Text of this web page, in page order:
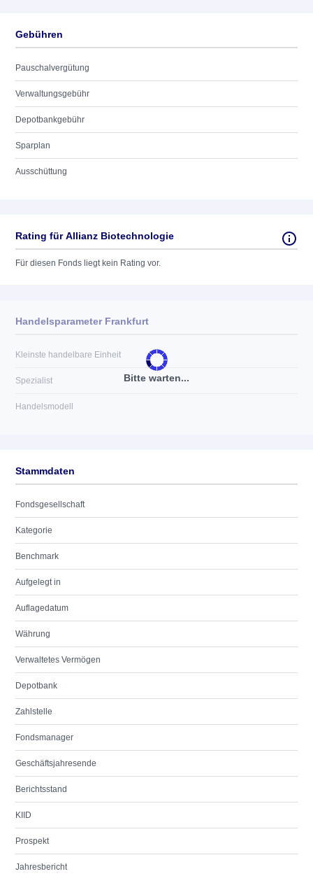
Gebühren
Pauschalvergütung
Verwaltungsgebühr
Depotbankgebühr
Sparplan
Ausschüttung
Rating für Allianz Biotechnologie
Für diesen Fonds liegt kein Rating vor.
Bitte warten...
Handelsparameter Frankfurt
Kleinste handelbare Einheit
Spezialist
Handelsmodell
Stammdaten
Fondsgesellschaft
Kategorie
Benchmark
Aufgelegt in
Auflagedatum
Währung
Verwaltetes Vermögen
Depotbank
Zahlstelle
Fondsmanager
Geschäftsjahresende
Berichtsstand
KIID
Prospekt
Jahresbericht